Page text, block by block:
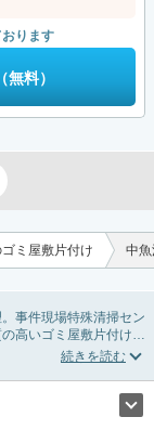
ります
無料）
ミ屋敷片付け 中
事件現場特殊清掃セン
高いゴミ屋敷片付け業
・回収・引き取りか
ミ屋敷になってしまう
ネグレクトになってし